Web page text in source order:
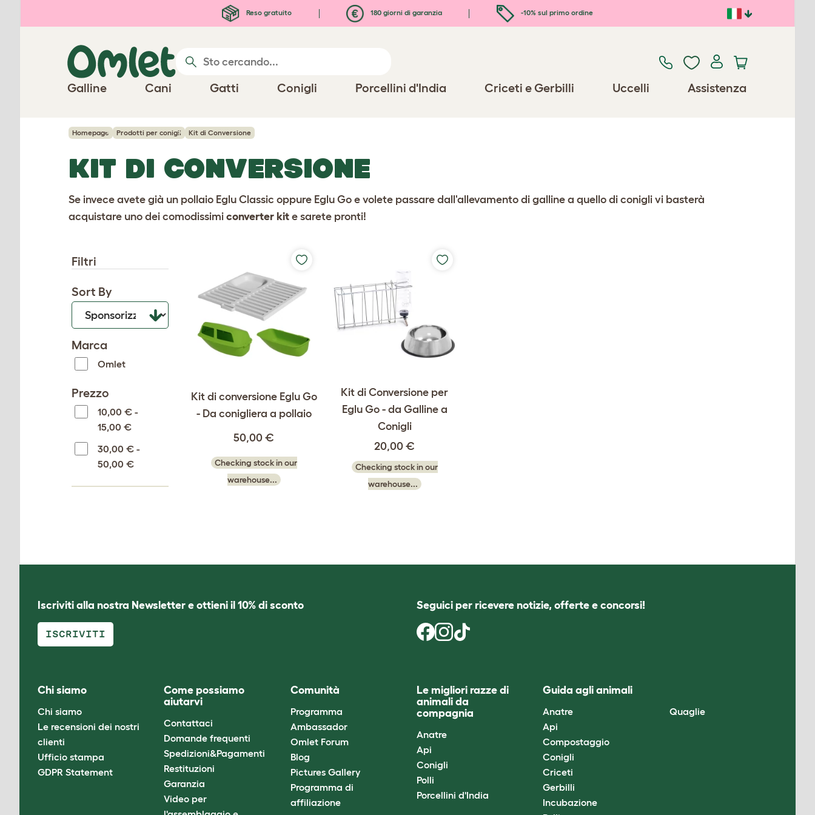
Reso gratuito 180 giorni di garanzia -10% sul primo ordine
Galline Cani Gatti Conigli Porcellini d'India Criceti e Gerbilli Uccelli Assistenza
Homepage Prodotti per conigli Kit di Conversione
KIT DI CONVERSIONE
Se invece avete già un pollaio Eglu Classic oppure Eglu Go e volete passare dall'allevamento di galline a quello di conigli vi basterà
acquistare uno dei comodissimi converter kit e sarete pronti!
Filtri
Sort By
Marca
Omlet
Prezzo
10,00 € -
15,00 €
30,00 € -
50,00 €
Kit di conversione Eglu Go
- Da conigliera a pollaio
50,00 €
Checking stock in our
warehouse...
Kit di Conversione per
Eglu Go - da Galline a
Conigli
20,00 €
Checking stock in our
warehouse...
Iscriviti alla nostra Newsletter e ottieni il 10% di sconto
ISCRIVITI
Seguici per ricevere notizie, offerte e concorsi!
Chi siamo
Chi siamo
Le recensioni dei nostri
clienti
Ufficio stampa
GDPR Statement
Come possiamo
aiutarvi
Contattaci
Domande frequenti
Spedizioni&Pagamenti
Restituzioni
Garanzia
Video per
Comunità
Programma
Ambassador
Omlet Forum
Blog
Pictures Gallery
Programma di
affiliazione
Le migliori razze di
animali da
compagnia
Anatre
Api
Conigli
Polli
Porcellini d'India
Guida agli animali
Anatre
Api
Compostaggio
Conigli
Criceti
Gerbilli
Incubazione
Quaglie